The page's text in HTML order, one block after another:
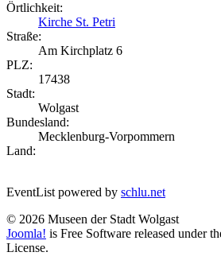
Örtlichkeit:
Kirche St. Petri
Straße:
Am Kirchplatz 6
PLZ:
17438
Stadt:
Wolgast
Bundesland:
Mecklenburg-Vorpommern
Land:
EventList powered by schlu.net
© 2026 Museen der Stadt Wolgast
Joomla! is Free Software released under
License.